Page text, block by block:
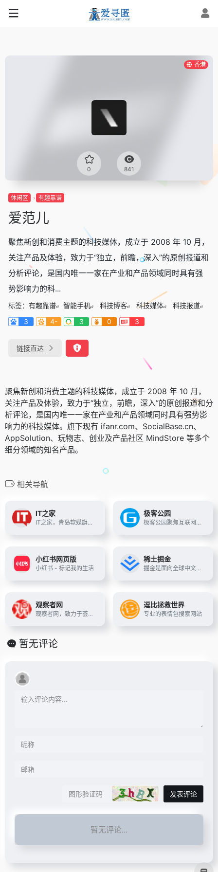
香港
0 841
休闲区 有趣靠谱
爱范儿
聚焦新创和消费主题的科技媒体，成立于 2008 年 10 月，
关注产品及体验，致力于“独立，前瞻，深入”的原创报道和
分析评论，是国内唯一一家在产业和产品领域同时具有强
势影响力的科...
标签： 有趣靠谱 智能手机 科技博客 科技媒体
科技报道
3
4- 3 0 3
链接直达
聚焦新创和消费主题的科技媒体，成立于 2008 年 10 月，
关注产品及体验，致力于“独立，前瞻，深入”的原创报道和分
析评论，是国内唯一一家在产业和产品领域同时具有强势影
响力的科技媒体。旗下现有 ifanr.com、SocialBase.cn、
AppSolution、玩物志、创业及产品社区 MindStore 等多个
细分领域的知名产品。
相关导航
IT之家
IT之家，青岛软媒旗下，IT科技门户网站。快速精选IT新闻，实时报道科技周边，关注苹果iOS、谷歌Android、微软Windows Phone，紧盯iPhone/iPad、安卓智能设备、WP手机等数码潮流。技术资讯、攻略教程、资源下载 - IT人的生活，尽在IT之家，爱IT，爱这里。
极客公园
极客公园聚焦互联网领域，跟踪最新的科技新闻动态，关注极具创新精神的科技产品。目前涵盖前沿科技、游戏、手机评测、硬件测评、出行方式、共享经济、人工智能等全方位的科技生活内容。现有前沿社、挖App、深度报道、极客养成指南等多个内容栏目。
小红书网页版
小红书 - 标记我的生活
稀土掘金
掘金是面向全球中文开发者的技术内容分享与交流平台。我们通过技术文章、沸点、课程、直播等产品和服务，打造一个激发开发者创作灵感，激励开发者沉淀分享，陪伴开发者成长的综合类技术社区。
观察者网
观察者网，致力于荟萃中外思想者精华，鼓励青年学人探索，建中西文化交流平台，为崛起中的精英提供决策参考。
逗比拯救世界
专业的表情包搜索网站
暂无评论
发表评论
暂无评论...